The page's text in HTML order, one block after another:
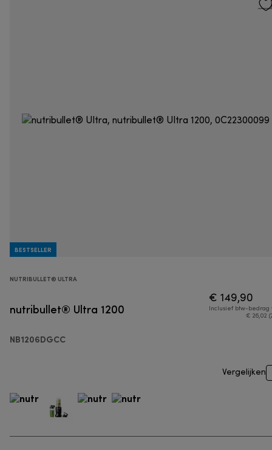
BESTSELLER
NUTRIBULLET® ULTRA
nutribullet® Ultra 1200
NB1206DGCC
€ 149,90
Inclusief btw-bedrag
€ 26,02
Vergelijken